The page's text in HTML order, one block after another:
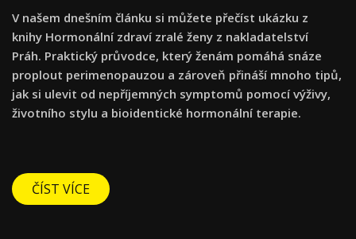
V našem dnešním článku si můžete přečíst ukázku z
knihy Hormonální zdraví zralé ženy z nakladatelství
Práh. Praktický průvodce, který ženám pomáhá snáze
proplout perimenopauzou a zároveň přináší mnoho tipů,
jak si ulevit od nepříjemných symptomů pomocí výživy,
životního stylu a bioidentické hormonální terapie.
ČÍST VÍCE